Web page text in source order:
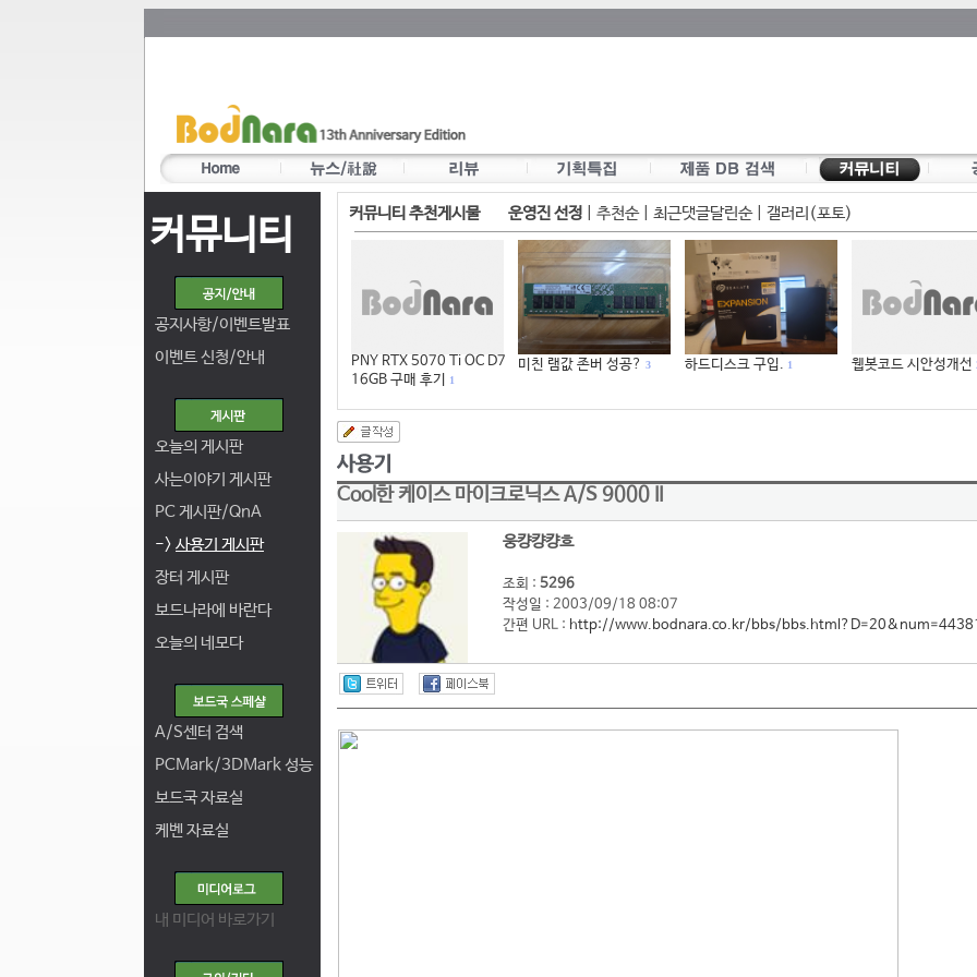
커뮤니티
공지사항/이벤트발표
이벤트 신청/안내
오늘의 게시판
사는이야기 게시판
PC 게시판/QnA
-> 사용기 게시판
장터 게시판
보드나라에 바란다
오늘의 네모다
A/S센터 검색
PCMark/3DMark 성능
보드국 자료실
케벤 자료실
내 미디어 바로가기
커뮤니티 추천게시물 운영진 선정 추천순| 최근댓글달린순| 갤러리(포토)
PNY RTX 5070 Ti OC D7
16GB 구매 후기
1
미친 램값 존버 성공? 3 하드디스크 구입. 1 웹봇코드 시안성개선
Cool한 케이스 마이크로닉스 A/S 9000 II
웅컁컁컁흐
조회 : 5296
작성일 : 2003/09/18 08:07
간편 URL : http://www.bodnara.co.kr/bbs/